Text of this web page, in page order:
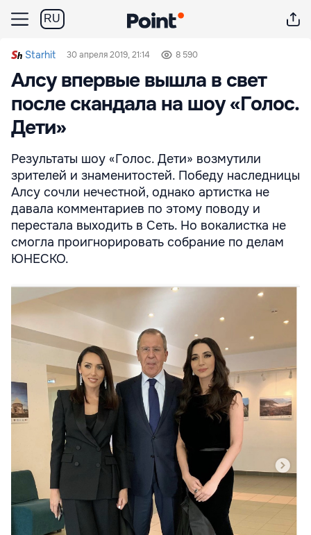
RU
Starhit 30 апреля 2019, 21:14 8 590
Алсу впервые вышла в свет
после скандала на шоу «Голос.
Дети»
Результаты шоу «Голос. Дети» возмутили
зрителей и знаменитостей. Победу наследницы
Алсу сочли нечестной, однако артистка не
давала комментариев по этому поводу и
перестала выходить в Сеть. Но вокалистка не
смогла проигнорировать собрание по делам
ЮНЕСКО.